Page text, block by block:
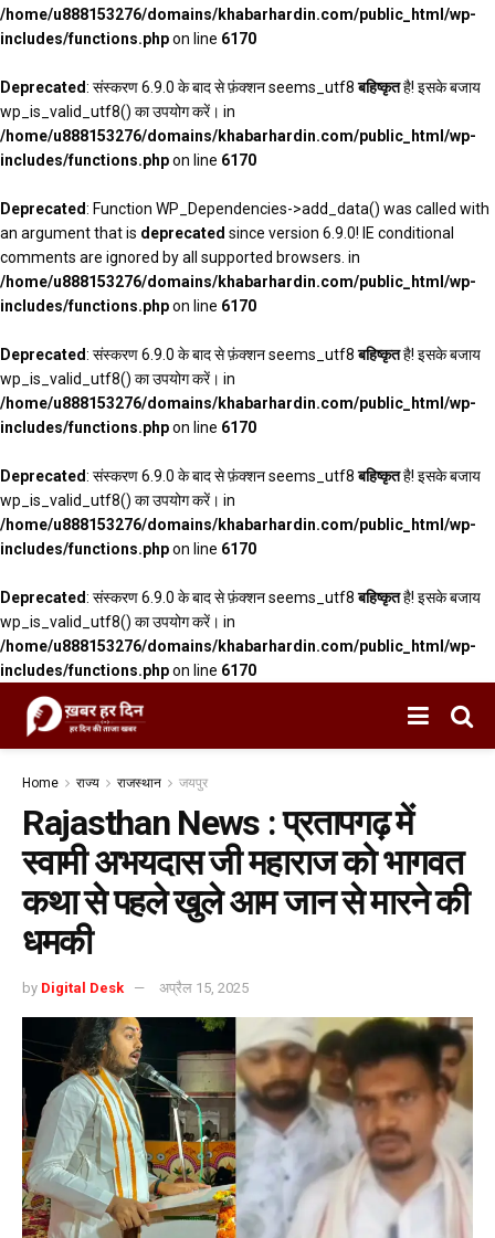
/home/u888153276/domains/khabarhardin.com/public_html/wp-
includes/functions.phpon line 6170
Deprecated: संस्करण 6.9.0 के बाद से फ़ंक्शन seems_utf8बहिष्कृतहै! इसके बजाय
wp_is_valid_utf8() का उपयोग करें। in
/home/u888153276/domains/khabarhardin.com/public_html/wp-
includes/functions.phpon line 6170
Deprecated: Function WP_Dependencies->add_data() was called with
an argument that is deprecated since version 6.9.0! IE conditional
comments are ignored by all supported browsers. in
/home/u888153276/domains/khabarhardin.com/public_html/wp-
includes/functions.phpon line 6170
Deprecated: संस्करण 6.9.0 के बाद से फ़ंक्शन seems_utf8बहिष्कृतहै! इसके बजाय
wp_is_valid_utf8() का उपयोग करें। in
/home/u888153276/domains/khabarhardin.com/public_html/wp-
includes/functions.phpon line 6170
Deprecated: संस्करण 6.9.0 के बाद से फ़ंक्शन seems_utf8बहिष्कृतहै! इसके बजाय
wp_is_valid_utf8() का उपयोग करें। in
/home/u888153276/domains/khabarhardin.com/public_html/wp-
includes/functions.phpon line 6170
Deprecated: संस्करण 6.9.0 के बाद से फ़ंक्शन seems_utf8बहिष्कृतहै! इसके बजाय
wp_is_valid_utf8() का उपयोग करें। in
/home/u888153276/domains/khabarhardin.com/public_html/wp-
includes/functions.phpon line 6170
Home राज्य राजस्थान जयपुर
Rajasthan News : प्रतापगढ़ में
स्वामी अभयदास जी महाराज को भागवत
कथा से पहले खुले आम जान से मारने की
धमकी
by Digital Desk अप्रैल 15, 2025